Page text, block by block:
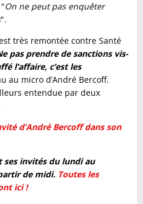
On ne peut pas enquêter
".
très remontée contre Santé
pas prendre de sanctions vis-
l’affaire, c’est les
au micro d’André Bercoff.
entendue par deux
d’André Bercoff dans son
ses invités du lundi au
de midi. Toutes les
ici !